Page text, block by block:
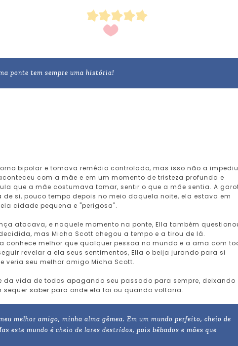
ponte tem sempre uma história!
bipolar e tomava remédio controlado, mas isso não a
com a mãe e em um momento de tristeza profunda e
que a mãe costumava tomar, sentir o que a mãe sentia. A
si, pouco tempo depois no meio daquela noite, ela estava em
cidade pequena e "perigosa".
atacava, e naquele momento na ponte, Ella também
mas Micha Scott chegou a tempo e a tirou de lá.
conhece melhor que qualquer pessoa no mundo e a ama com
revelar a ela seus sentimentos, Ella o beija jurando para si
veria seu melhor amigo Micha Scott.
da vida de todos apagando seu passado para sempre, deixando
saber para onde ela foi ou quando voltaria.
melhor amigo, minha alma gêmea. Em um mundo perfeito, cheio de
este mundo é cheio de lares destrídos, pais bêbados e mães que